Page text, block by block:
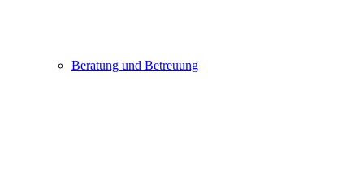
Beratung und Betreuung